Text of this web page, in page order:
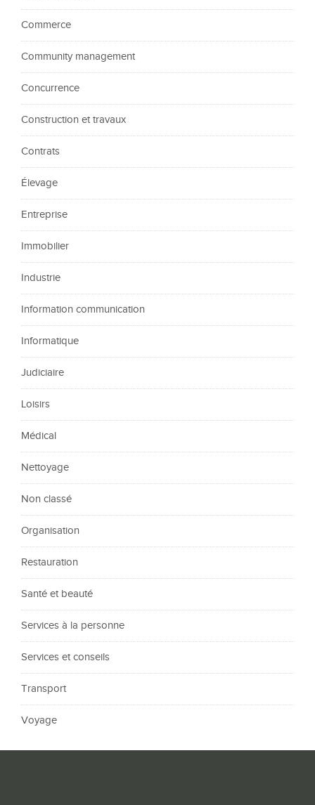
Commerce
Community management
Concurrence
Construction et travaux
Contrats
Élevage
Entreprise
Immobilier
Industrie
Information communication
Informatique
Judiciaire
Loisirs
Médical
Nettoyage
Non classé
Organisation
Restauration
Santé et beauté
Services à la personne
Services et conseils
Transport
Voyage